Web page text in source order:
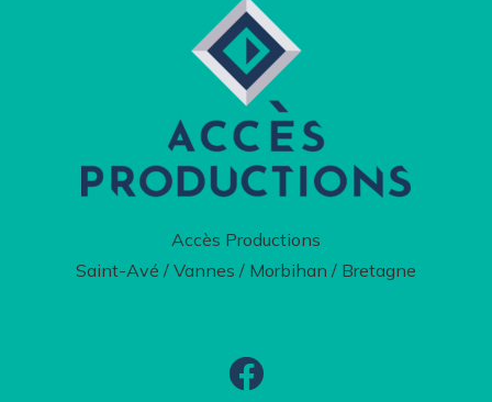
Accès Productions
Saint-Avé / Vannes / Morbihan / Bretagne